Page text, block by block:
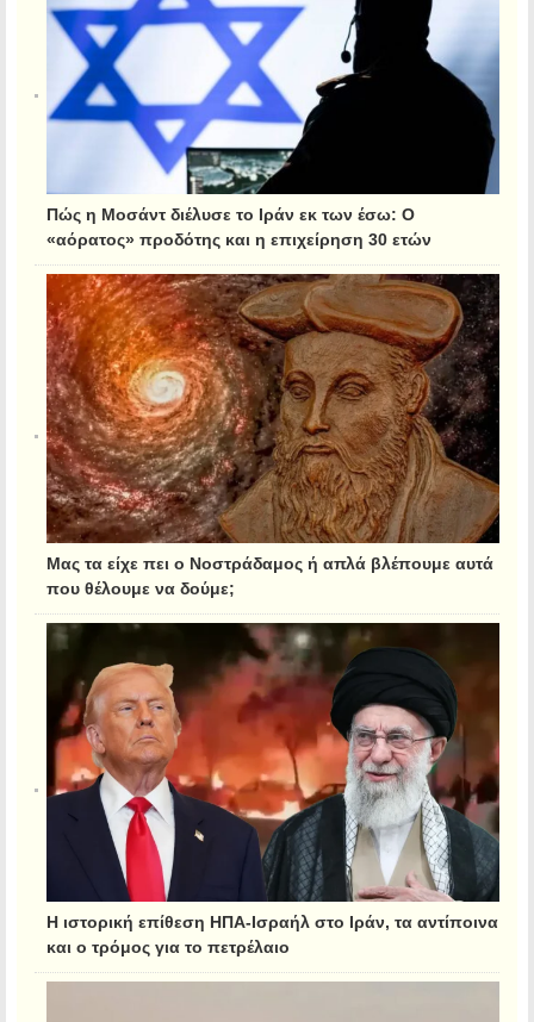
Πώς η Μοσάντ διέλυσε το Ιράν εκ των έσω: Ο
«αόρατος» προδότης και η επιχείρηση 30 ετών
Μας τα είχε πει ο Νοστράδαμος ή απλά βλέπουμε αυτά
που θέλουμε να δούμε;
Η ιστορική επίθεση ΗΠΑ-Ισραήλ στο Ιράν, τα αντίποινα
και ο τρόμος για το πετρέλαιο